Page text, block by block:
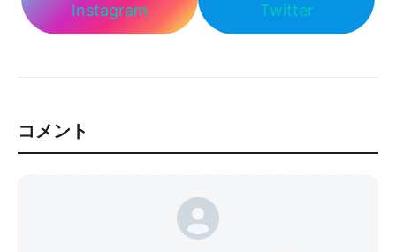
Instagram
Twitter
コメント